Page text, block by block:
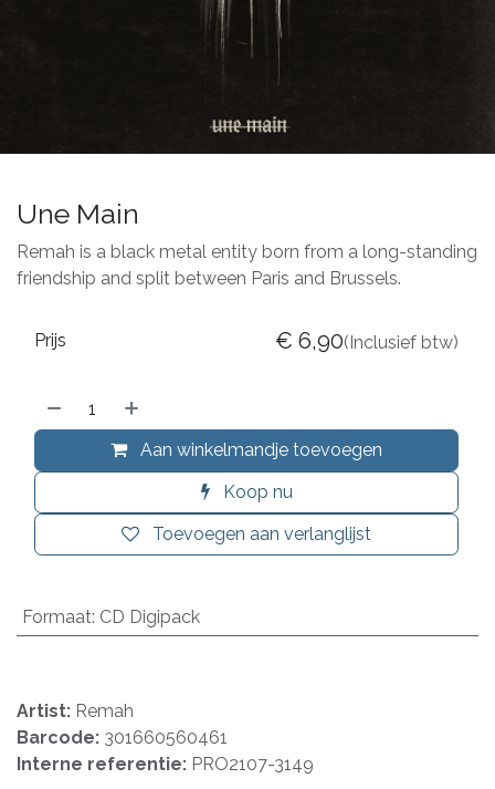
Une Main
Remah is a black metal entity born from a long-standing
friendship and split between Paris and Brussels.
Aan winkelmandje toevoegen
Koop nu
Toevoegen aan verlanglijst
Prijs € 6,90(Inclusief btw)
Formaat: CD Digipack
Artist: Remah
Barcode: 301660560461
Interne referentie: PRO2107-3149